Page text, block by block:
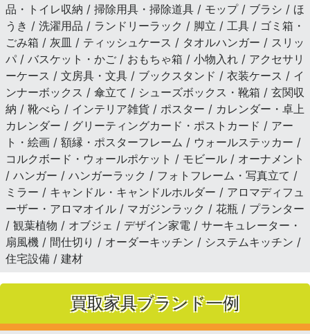
品・トイレ収納 / 掃除用具・掃除道具 / モップ / ブラシ / ほ
うき / 洗濯用品 / ランドリーラック / 脚立 / 工具 / ゴミ箱・
ごみ箱 / 灰皿 / ティッシュケース / タオルハンガー / スリッ
パ / バスケット・かご / おもちゃ箱 / 小物入れ / アクセサリ
ーケース / 文房具・文具 / ブックスタンド / 衣装ケース / イ
ンナーボックス / 傘立て / シューズボックス・靴箱 / 玄関収
納 / 靴べら / インテリア雑貨 / ポスター / カレンダー・卓上
カレンダー / グリーティングカード・ポストカード / アー
ト・絵画 / 額縁・ポスターフレーム / ウォールステッカー /
コルクボード・ウォールポケット / モビール / オーナメント
/ ハンガー / ハンガーラック / フォトフレーム・写真立て /
ミラー / キャンドル・キャンドルホルダー / アロマディフュ
ーザー・アロマオイル / マガジンラック / 花瓶 / プランター
/ 観葉植物 / オブジェ / デザイン家電 / サーキュレーター・
扇風機 / 間仕切り / オーダーキッチン / システムキッチン /
住宅設備 / 建材
買取家具ブランド一例